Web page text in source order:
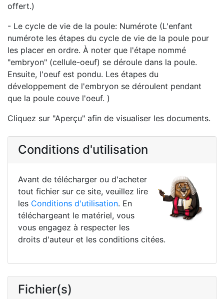
offert.)
- Le cycle de vie de la poule: Numérote (L'enfant
numérote les étapes du cycle de vie de la poule pour
les placer en ordre. À noter que l'étape nommé
"embryon" (cellule-oeuf) se déroule dans la poule.
Ensuite, l'oeuf est pondu. Les étapes du
développement de l'embryon se déroulent pendant
que la poule couve l'oeuf. )
Cliquez sur "Aperçu" afin de visualiser les documents.
Conditions d'utilisation
Avant de télécharger ou d'acheter
tout fichier sur ce site, veuillez lire
les Conditions d'utilisation. En
téléchargeant le matériel, vous
vous engagez à respecter les
droits d'auteur et les conditions citées.
Fichier(s)